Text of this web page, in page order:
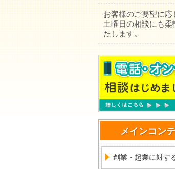
お客様のご要望に応
土曜日の相談にも柔
たします。
メインコン
創業・起業に対す